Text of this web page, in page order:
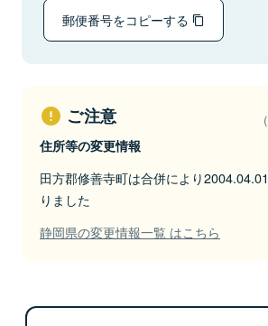
郵便番号をコピーする
ご注意
住所等の変更情報
田方郡修善寺町は合併により
りました
静岡県の変更情報一覧 はこちら